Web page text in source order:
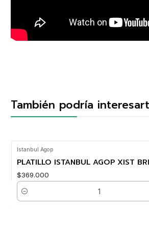
También podría
Istanbul Agop
PLATILLO ISTANBUL AGOP XIST
$369.000
Cantidad